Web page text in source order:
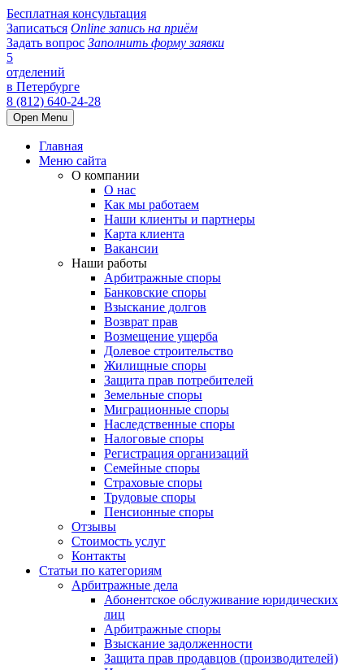
Бесплатная консультация
Записаться Online запись на приём
Задать вопрос Заполнить форму заявки
5
отделений
в Петербурге
8 (812) 640-24-28
Open Menu
Главная
Меню сайта
О компании
О нас
Как мы работаем
Наши клиенты и партнеры
Карта клиента
Вакансии
Наши работы
Арбитражные споры
Банковские споры
Взыскание долгов
Возврат прав
Возмещение ущерба
Долевое строительство
Жилищные споры
Защита прав потребителей
Земельные споры
Миграционные споры
Наследственные споры
Налоговые споры
Регистрация организаций
Семейные споры
Страховые споры
Трудовые споры
Пенсионные споры
Отзывы
Стоимость услуг
Контакты
Статьи по категориям
Арбитражные дела
Абонентское обслуживание юридических
лиц
Арбитражные споры
Взыскание задолженности
Защита прав продавцов (производителей)